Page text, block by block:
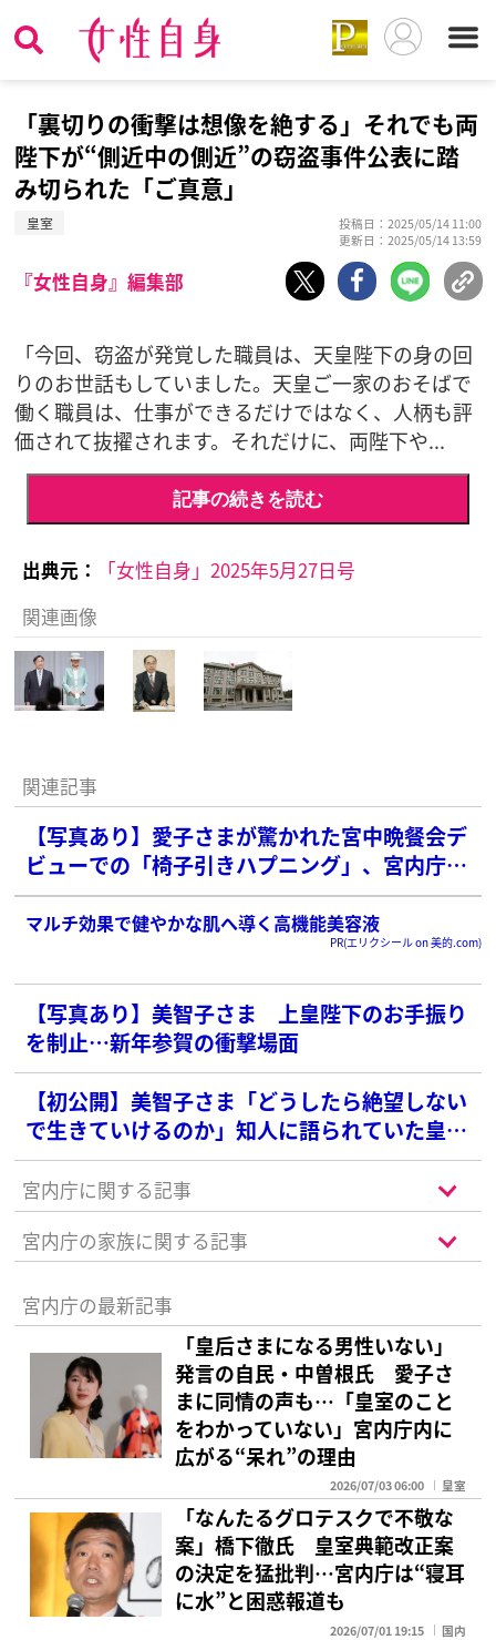
「裏切りの衝撃は想像を絶する」それでも両
陛下が“側近中の側近”の窃盗事件公表に踏
み切られた「ご真意」
皇室
投稿日：2025/05/14 11:00
更新日：2025/05/14 13:59
『女性自身』編集部
「今回、窃盗が発覚した職員は、天皇陛下の身の回
りのお世話もしていました。天皇ご一家のおそばで
働く職員は、仕事ができるだけではなく、人柄も評
価されて抜擢されます。それだけに、両陛下や...
記事の続きを読む
出典元：
「女性自身」2025年5月27日号
関連画像
関連記事
【写真あり】愛子さまが驚かれた宮中晩餐会デ
ビューでの「椅子引きハプニング」、宮内庁が
明かした「真相」
マルチ効果で健やかな肌へ導く高機能美容液
PR(エリクシール on 美的.com)
【写真あり】美智子さま 上皇陛下のお手振り
を制止…新年参賀の衝撃場面
【初公開】美智子さま「どうしたら絶望しない
で生きていけるのか」知人に語られていた皇后
の苦悩
宮内庁に関する記事
宮内庁の家族に関する記事
宮内庁の最新記事
「皇后さまになる男性いない」
発言の自民・中曽根氏 愛子さ
まに同情の声も…「皇室のこと
をわかっていない」宮内庁内に
広がる“呆れ”の理由
2026/07/03 06:00 皇室
「なんたるグロテスクで不敬な
案」橋下徹氏 皇室典範改正案
の決定を猛批判…宮内庁は“寝耳
に水”と困惑報道も
2026/07/01 19:15 国内